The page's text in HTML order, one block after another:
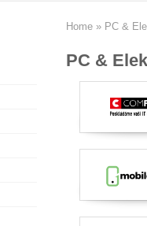
Home» PC &
PC &